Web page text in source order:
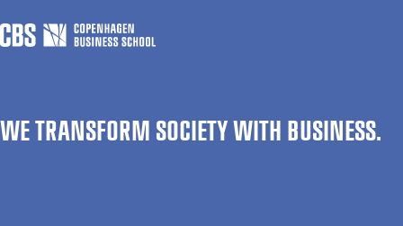
WE TRANSFORM SOCIETY WITH BUSINESS.